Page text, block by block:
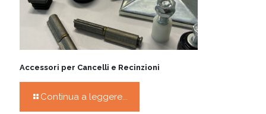
Accessori per Cancelli e Recinzioni
Continua a leggere...